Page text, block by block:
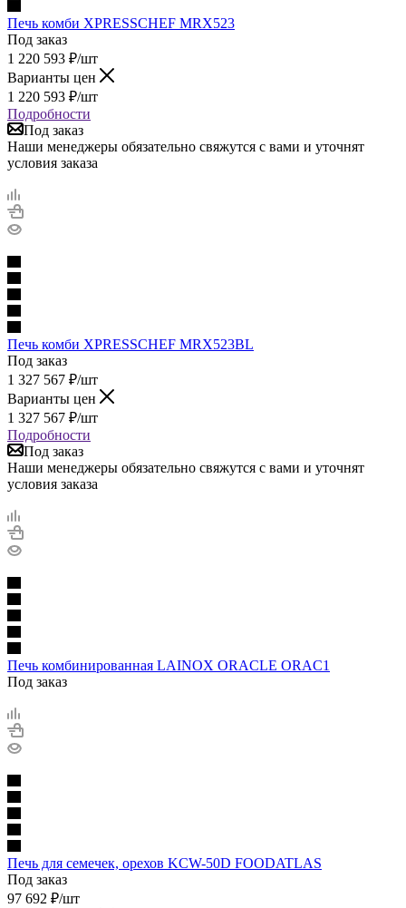
Печь комби XPRESSCHEF MRX523
Под заказ
1 220 593 ₽/шт
Варианты цен
1 220 593 ₽/шт
Подробности
Под заказ
Наши менеджеры обязательно свяжутся с вами и уточнят
условия заказа
Печь комби XPRESSCHEF MRX523BL
Под заказ
1 327 567 ₽/шт
Варианты цен
1 327 567 ₽/шт
Подробности
Под заказ
Наши менеджеры обязательно свяжутся с вами и уточнят
условия заказа
Печь комбинированная LAINOX ORACLE ORAC1
Под заказ
Печь для семечек, орехов KCW-50D FOODATLAS
Под заказ
97 692 ₽/шт